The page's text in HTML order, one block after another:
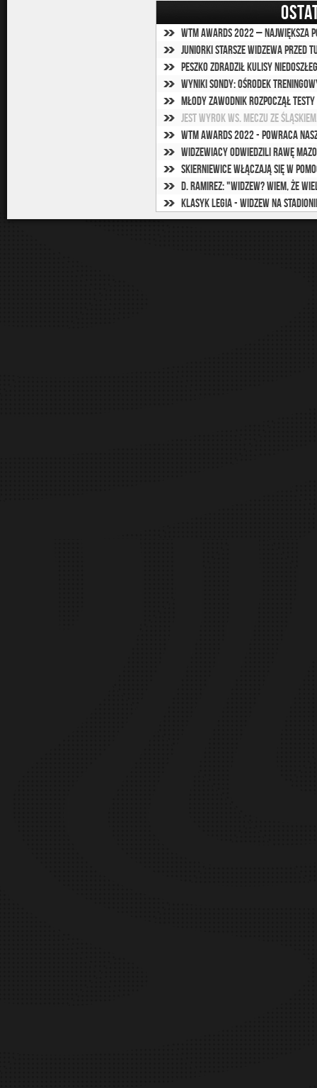
WTM Awards 2022 – Największa
Juniorki starsze Widzewa przed
Peszko zdradził kulisy
Wyniki sondy: Ośrodek
Młody zawodnik rozpoczął testy
Jest wyrok ws. meczu ze
WTM Awards 2022 - powraca
Widzewiacy odwiedzili Rawę
Skierniewice włączają się w
D. Ramirez: "Widzew? Wiem, że
Klasyk Legia - Widzew na